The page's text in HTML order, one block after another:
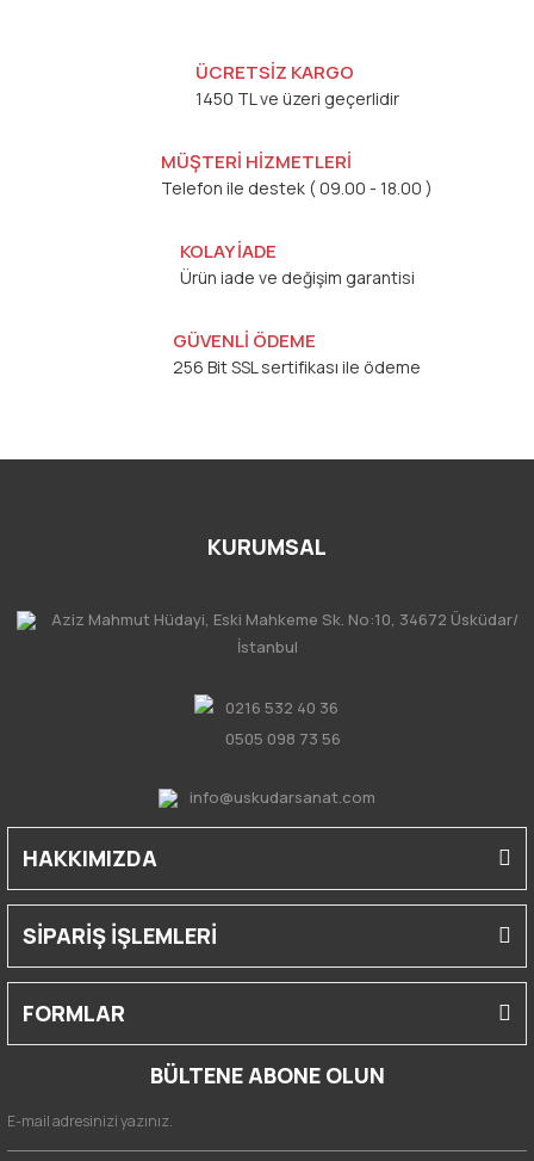
ÜCRETSİZ KARGO
1450 TL ve üzeri geçerlidir
MÜŞTERİ HİZMETLERİ
Telefon ile destek ( 09.00 - 18.00 )
KOLAY İADE
Ürün iade ve değişim garantisi
GÜVENLİ ÖDEME
256 Bit SSL sertifikası ile ödeme
KURUMSAL
Aziz Mahmut Hüdayi, Eski Mahkeme Sk. No:10, 34672 Üsküdar/
İstanbul
0216 532 40 36
0505 098 73 56
info@uskudarsanat.com
HAKKIMIZDA
SİPARİŞ İŞLEMLERİ
FORMLAR
BÜLTENE ABONE OLUN